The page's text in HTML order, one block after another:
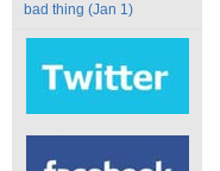
bad thing (Jan 1)